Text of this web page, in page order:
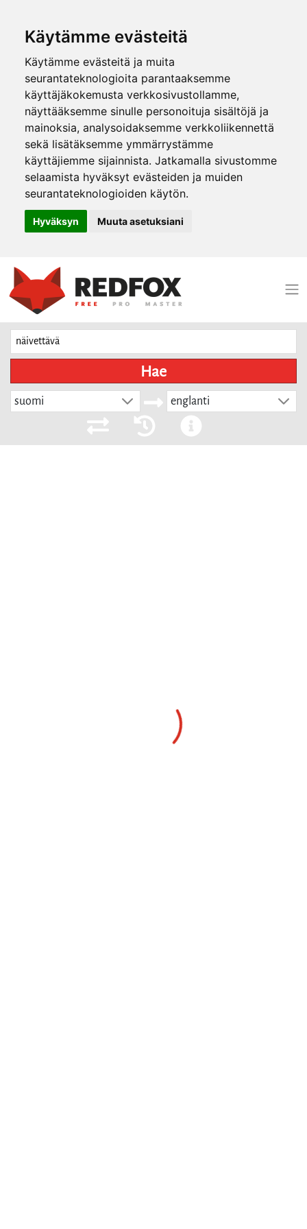
Käytämme evästeitä
Käytämme evästeitä ja muita
seurantateknologioita parantaaksemme
käyttäjäkokemusta verkkosivustollamme,
näyttääksemme sinulle personoituja sisältöjä ja
mainoksia, analysoidaksemme verkkoliikennettä
sekä lisätäksemme ymmärrystämme
käyttäjiemme sijainnista. Jatkamalla sivustomme
selaamista hyväksyt evästeiden ja muiden
seurantateknologioiden käytön.
Hyväksyn Muuta asetuksiani
Hae
suomi englanti